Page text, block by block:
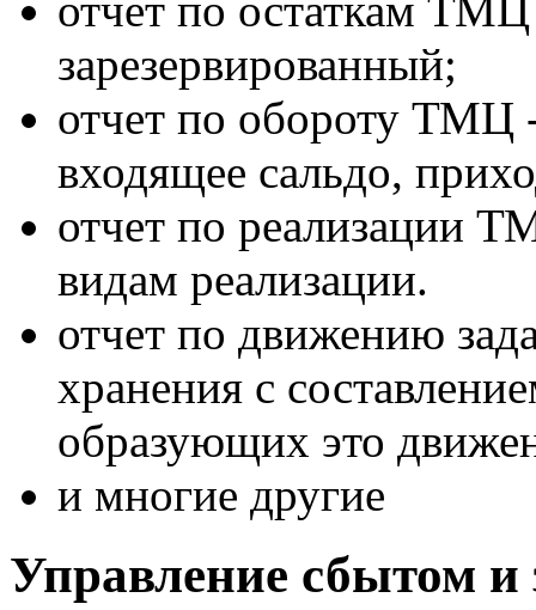
отчет по остаткам
зарезервированный;
отчет по обороту ТМЦ
входящее сальдо,
отчет по реализации
видам реализации.
отчет по движению
хранения с
образующих это
и многие другие
Управление сбытом и